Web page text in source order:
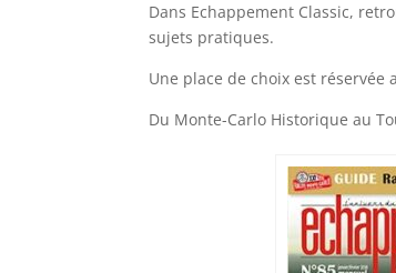
Dans Echappement Classic,
sujets pratiques.
Une place de choix est
Du Monte-Carlo Historique au